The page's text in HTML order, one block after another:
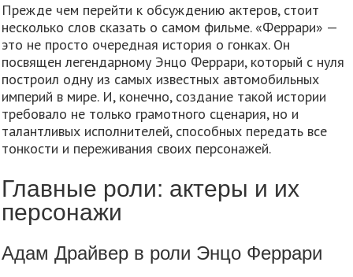
Прежде чем перейти к обсуждению актеров, стоит
несколько слов сказать о самом фильме. «Феррари» —
это не просто очередная история о гонках. Он
посвящен легендарному Энцо Феррари, который с нуля
построил одну из самых известных автомобильных
империй в мире. И, конечно, создание такой истории
требовало не только грамотного сценария, но и
талантливых исполнителей, способных передать все
тонкости и переживания своих персонажей.
Главные роли: актеры и их
персонажи
Адам Драйвер в роли Энцо Феррари